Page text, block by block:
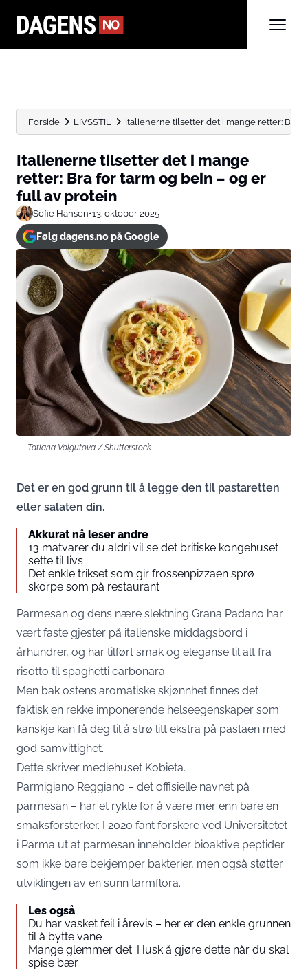
Forside LIVSSTIL Italienerne tilsetter det i mange retter: Bra
Italienerne tilsetter det i mange
retter: Bra for tarm og bein – og er
full av protein
Sofie Hansen•13. oktober 2025
Følg dagens.no på Google
Tatiana Volgutova / Shutterstock
Det er en god grunn til å legge den til pastaretten
eller salaten din.
Akkurat nå leser andre
13 matvarer du aldri vil se det britiske kongehuset
sette til livs
Det enkle trikset som gir frossenpizzaen sprø
skorpe som på restaurant
Parmesan og dens nære slektning Grana Padano har
vært faste gjester på italienske middagsbord i
århundrer, og har tilført smak og eleganse til alt fra
risotto til spaghetti carbonara.
Men bak ostens aromatiske skjønnhet finnes det
faktisk en rekke imponerende helseegenskaper som
kanskje kan få deg til å strø litt ekstra på pastaen med
god samvittighet.
Dette skriver mediehuset Kobieta.
Parmigiano Reggiano – det offisielle navnet på
parmesan – har et rykte for å være mer enn bare en
smaksforsterker. I 2020 fant forskere ved Universitetet
i Parma ut at parmesan inneholder bioaktive peptider
som ikke bare bekjemper bakterier, men også støtter
utviklingen av en sunn tarmflora.
Les også
Du har vasket feil i årevis – her er den enkle grunnen
til å bytte vane
Mange glemmer det: Husk å gjøre dette når du skal
spise bær